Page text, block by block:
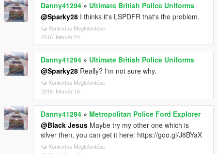
Danny41294 » Ultimate British Police Uniforms
@Sparky28 I thinks it's LSPDFR that's the problem.
Kontextus Megtekintése
2016. február 24.
Danny41294 » Ultimate British Police Uniforms
@Sparky28 Really? I'm not sure why.
Kontextus Megtekintése
2016. február 16.
Danny41294 » Metropolitan Police Ford Explorer
@Black Jesus Maybe try my other one which is
silver then, you can get it here: https://goo.gl/J8BYaX
Kontextus Megtekintése